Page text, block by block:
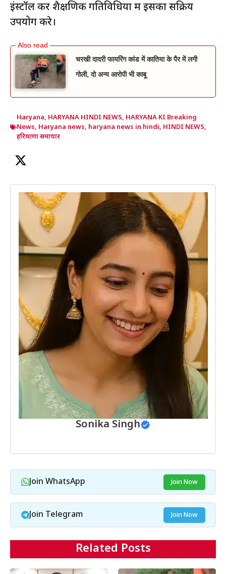
इंस्टॉल कर शैक्षणिक गतिविधियों में इसका सक्रिय
उपयोग करे।
चरखी दादरी फायरिंग कांड में कातिया के पैर में लगी
गोली, दो अन्य आरोपी भी काबू
Haryana, HARYANA HINDI NEWS, HARYANA KI Breaking
News, Haryana news, haryana news in hindi, HINDI NEWS,
हरियाणा समाचार
Sonika Singh
Join WhatsApp Join Now
Join Telegram Join Now
Related Posts